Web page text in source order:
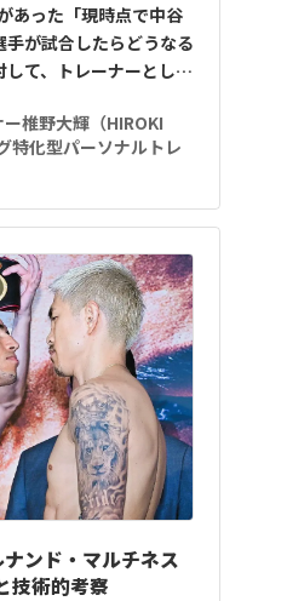
あった「現時点で中谷
が試合したらどうなる
して、トレーナーとし…
椎野大輝（HIROKI
特化型パーソナルトレ
ンド・マルチネス
技術的考察